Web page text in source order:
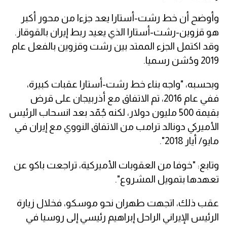
وأوضح أن خط رشت-أستارا يعد جزءا من محور أكبر
هو قزوين-رشت-أستارا الذي يعيد ربط إيران بالقوقاز.
وقد اكتمل الجزء الممتد بين رشت وقزوين بالفعل عام
2019 ودُشن رسميا.
وبحسبه، "واجه بناء خط رشت-أستارا عقبات كبيرة،
ففي عام 2016، تم الاتفاق مع أذربيجان على قرض
بقيمة 500 مليون دولار، لكنه جُمّد بعد انسحاب الرئيس
الأميركي دونالد ترامب من الاتفاق النووي مع إيران في
مايو/ أيار 2018".
وتابع: "خوفا من العقوبات الأميركية، تراجعت باكو عن
تعهدها بتمويل المشروع".
عقب ذلك، اتجهت طهران نحو موسكو، فخلال زيارة
الرئيس الإيراني الراحل إبراهيم رئيسي إلى روسيا في